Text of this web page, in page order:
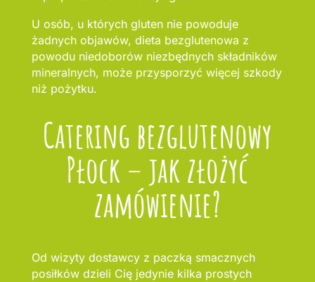
U osób, u których gluten nie powoduje
żadnych objawów, dieta bezglutenowa z
powodu niedoborów niezbędnych składników
mineralnych, może przysporzyć więcej szkody
niż pożytku.
Catering bezglutenowy
Płock – jak złożyć
zamówienie?
Od wizyty dostawcy z paczką smacznych
posiłków dzieli Cię jedynie kilka prostych